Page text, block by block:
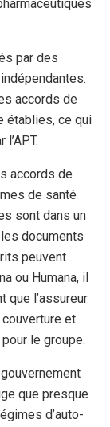
par des
accords de
établies, ce qui
accords de
de santé
sont dans un
documents
peuvent
ou Humana, il
que l’assureur
et
le groupe.
que presque
d’auto-